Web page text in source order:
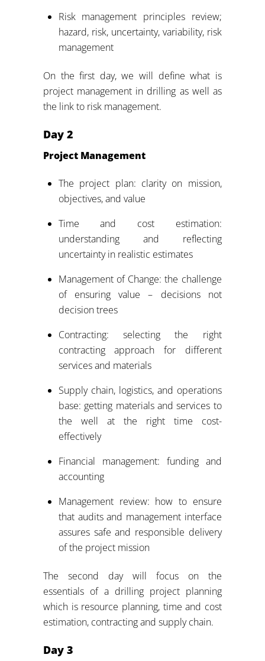
Risk management principles review;
hazard, risk, uncertainty, variability, risk
management
On the first day, we will define what is
project management in drilling as well as
the link to risk management.
Day 2
Project Management
The project plan: clarity on mission,
objectives, and value
Time and cost estimation:
understanding and reflecting
uncertainty in realistic estimates
Management of Change: the challenge
of ensuring value – decisions not
decision trees
Contracting: selecting the right
contracting approach for different
services and materials
Supply chain, logistics, and operations
base: getting materials and services to
the well at the right time cost-
effectively
Financial management: funding and
accounting
Management review: how to ensure
that audits and management interface
assures safe and responsible delivery
of the project mission
The second day will focus on the
essentials of a drilling project planning
which is resource planning, time and cost
estimation, contracting and supply chain.
Day 3